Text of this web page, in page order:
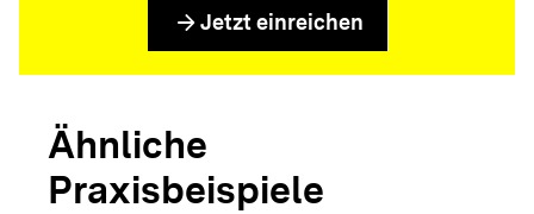
arrow_forward Jetzt einreichen
Ähnliche
Praxisbeispiele